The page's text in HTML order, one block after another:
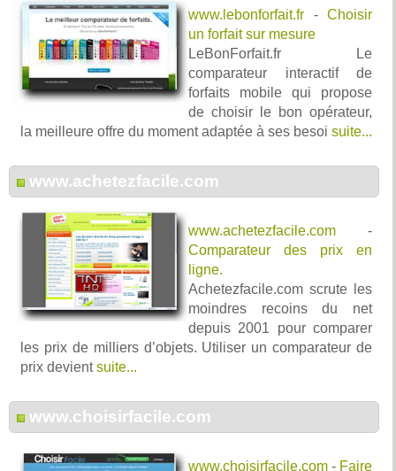
www.lebonforfait.fr - Choisir
un forfait sur mesure
LeBonForfait.fr Le
comparateur interactif de
forfaits mobile qui propose
de choisir le bon opérateur,
la meilleure offre du moment adaptée à ses besoi suite...
www.achetezfacile.com
www.achetezfacile.com -
Comparateur des prix en
ligne.
Achetezfacile.com scrute les
moindres recoins du net
depuis 2001 pour comparer
les prix de milliers d’objets. Utiliser un comparateur de
prix devientsuite...
www.choisirfacile.com
www.choisirfacile.com - Faire